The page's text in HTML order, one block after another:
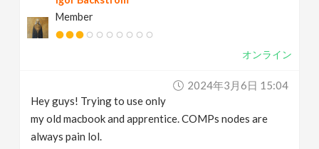
Member
オンライン
2024年3月6日 15:04
Hey guys! Trying to use only
my old macbook and apprentice. COMPs nodes are
always pain lol.